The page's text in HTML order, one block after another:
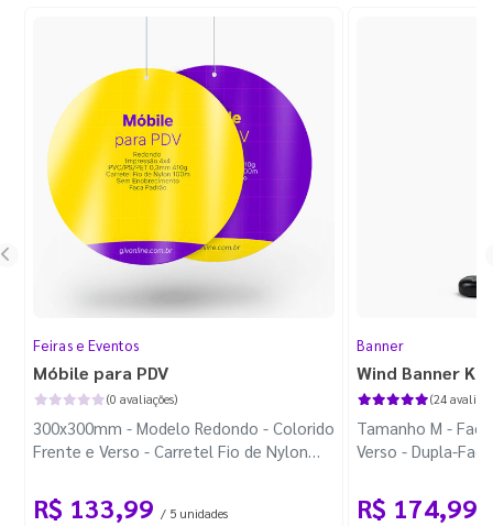
Feiras e Eventos
Móbile para PDV
(0 avaliações)
300x300mm - Modelo Redondo - Colorido
Frente e Verso - Carretel Fio de Nylon
R$ 133,99 / 5 unidades
Banner
Wind Banner
(24
Tamanho M -
Verso - Dupla-
R$ 174,99